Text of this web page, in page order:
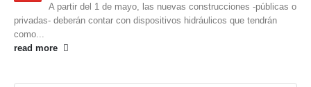
A partir del 1 de mayo, las nuevas construcciones -públicas o
privadas- deberán contar con dispositivos hidráulicos que tendrán
como...
read more